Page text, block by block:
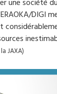
une société
DIGI
JAXA)